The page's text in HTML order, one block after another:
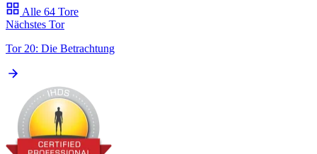
Alle 64 Tore
Nächstes Tor
Tor 20: Die Betrachtung